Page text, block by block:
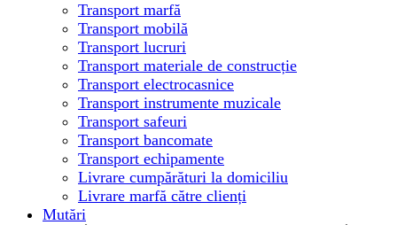
Transport marfă
Transport mobilă
Transport lucruri
Transport materiale de construcție
Transport electrocasnice
Transport instrumente muzicale
Transport safeuri
Transport bancomate
Transport echipamente
Livrare cumpărături la domiciliu
Livrare marfă către clienți
Mutări